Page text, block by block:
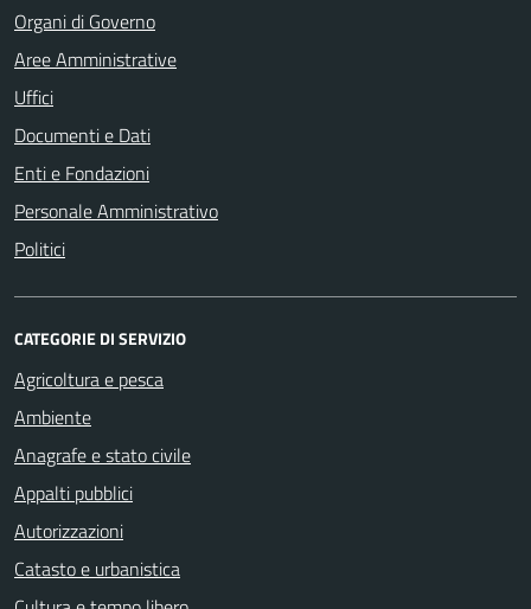
Organi di Governo
Aree Amministrative
Uffici
Documenti e Dati
Enti e Fondazioni
Personale Amministrativo
Politici
CATEGORIE DI SERVIZIO
Agricoltura e pesca
Ambiente
Anagrafe e stato civile
Appalti pubblici
Autorizzazioni
Catasto e urbanistica